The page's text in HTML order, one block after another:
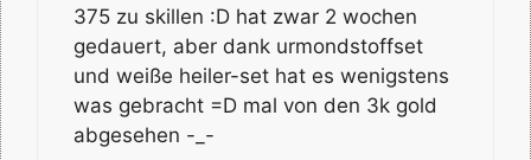
375 zu skillen :D hat zwar 2 wochen
gedauert, aber dank urmondstoffset
und weiße heiler-set hat es wenigstens
was gebracht =D mal von den 3k gold
abgesehen -_-